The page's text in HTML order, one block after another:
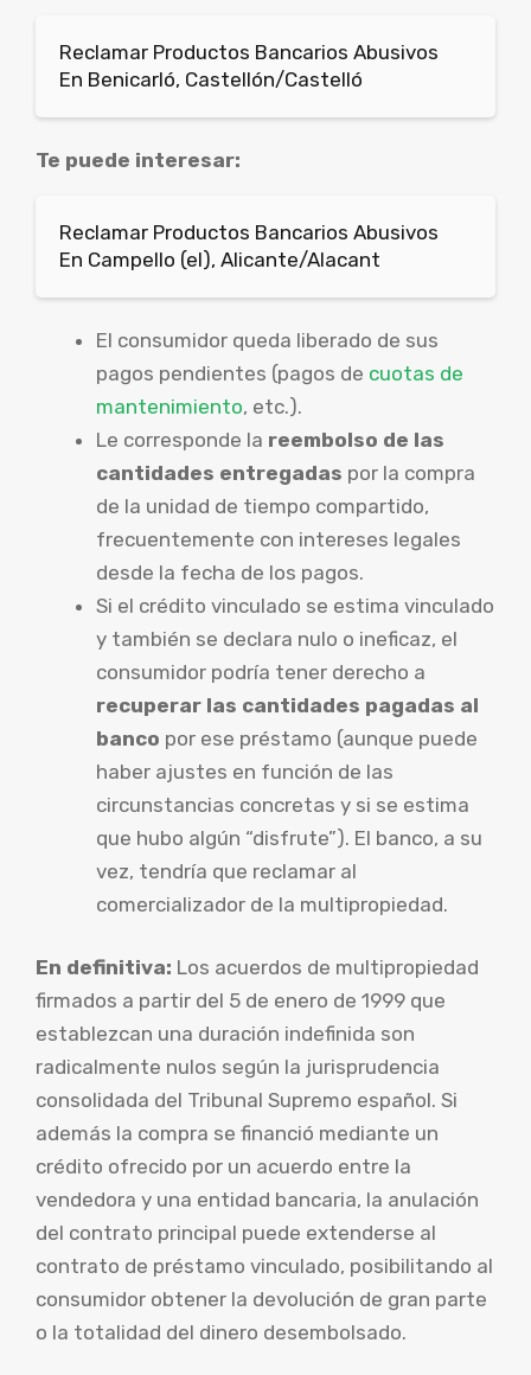
Reclamar Productos Bancarios Abusivos
En Benicarló, Castellón/Castelló
Te puede interesar:
Reclamar Productos Bancarios Abusivos
En Campello (el), Alicante/Alacant
El consumidor queda liberado de sus
pagos pendientes (pagos de cuotas de
mantenimiento, etc.).
Le corresponde la reembolso de las
cantidades entregadas por la compra
de la unidad de tiempo compartido,
frecuentemente con intereses legales
desde la fecha de los pagos.
Si el crédito vinculado se estima vinculado
y también se declara nulo o ineficaz, el
consumidor podría tener derecho a
recuperar las cantidades pagadas al
banco por ese préstamo (aunque puede
haber ajustes en función de las
circunstancias concretas y si se estima
que hubo algún “disfrute”). El banco, a su
vez, tendría que reclamar al
comercializador de la multipropiedad.
En definitiva: Los acuerdos de multipropiedad
firmados a partir del 5 de enero de 1999 que
establezcan una duración indefinida son
radicalmente nulos según la jurisprudencia
consolidada del Tribunal Supremo español. Si
además la compra se financió mediante un
crédito ofrecido por un acuerdo entre la
vendedora y una entidad bancaria, la anulación
del contrato principal puede extenderse al
contrato de préstamo vinculado, posibilitando al
consumidor obtener la devolución de gran parte
o la totalidad del dinero desembolsado.